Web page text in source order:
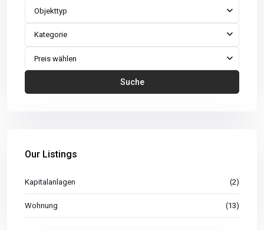
Objekttyp
Kategorie
Preis wählen
Suche
Our Listings
Kapitalanlagen (2)
Wohnung (13)